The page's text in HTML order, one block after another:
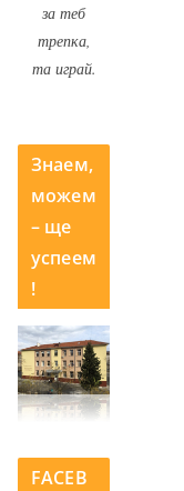
за теб
трепка,
та играй.
Знаем,
можем
– ще
успеем
!
FACEB